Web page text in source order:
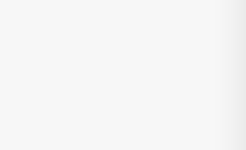
MAFIA RETROUVE
CHARGÉ DE